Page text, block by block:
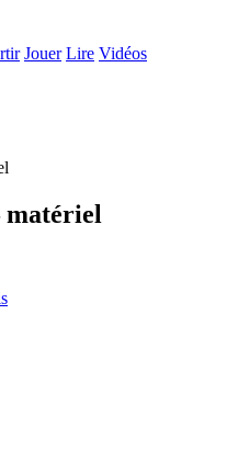
Jouer Lire Vidéos
matériel